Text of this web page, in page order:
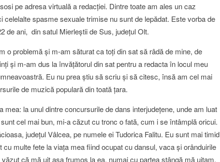
pe adresa virtuală a redacţiei. Dintre toate am ales un caz
celelalte spasme sexuale trimise nu sunt de lepădat. Este vorba de
de ani, din satul Mierleştii de Sus, judeţul Olt.
o problemă şi m-am săturat ca toţi din sat să râdă de mine, de
şi m-am dus la învăţătorul din sat pentru a redacta în locul meu
Eu nu prea ştiu să scriu şi să citesc, însă am cel mai
de muzică populară din toată ţara.
la unul dintre concursurile de dans interjudeţene, unde am luat
cel mai bun, mi-a căzut cu tronc o fată, cum i se întâmplă oricui.
judeţul Vâlcea, pe numele ei Tudorica Falitu. Eu sunt mai timid
cu multe fete la viaţa mea fiind ocupat cu dansul, vaca şi orânduirile
că mă uit aşa frumos la ea, numai cu partea stângă mă uitam,